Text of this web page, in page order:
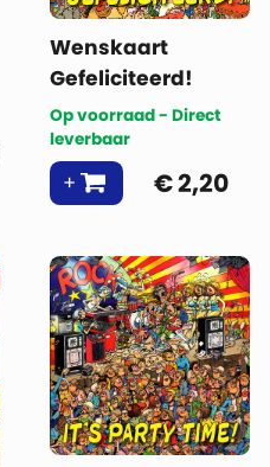
Wenskaart
Gefeliciteerd!
Op voorraad - Direct
leverbaar
€2,20